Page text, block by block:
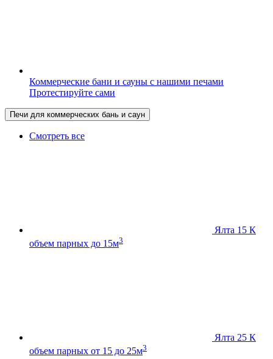
Коммерческие бани и сауны с нашими печами
Протестируйте сами
Печи для коммерческих бань и саун
Смотреть все
Ялта 15 К
объем парных до 15м3
Ялта 25 К
объем парных от 15 до 25м3